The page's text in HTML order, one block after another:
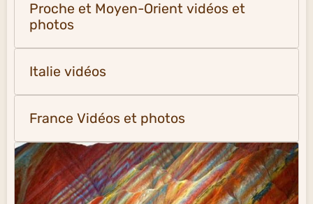
Proche et Moyen-Orient vidéos et
photos
Italie vidéos
France Vidéos et photos